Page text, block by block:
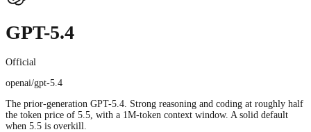
GPT-5.4
Official
openai/gpt-5.4
The prior-generation GPT-5.4. Strong reasoning and coding at roughly half
the token price of 5.5, with a 1M-token context window. A solid default
when 5.5 is overkill.